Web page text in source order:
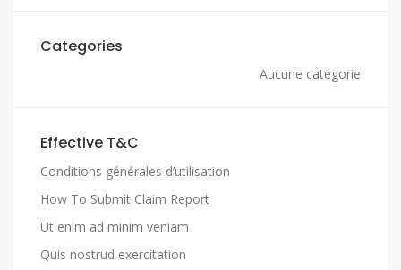
Categories
Aucune catégorie
Effective T&C
Conditions générales d’utilisation
How To Submit Claim Report
Ut enim ad minim veniam
Quis nostrud exercitation